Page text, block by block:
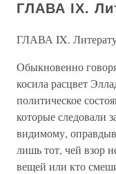
ГЛАВА IX.
ГЛАВА IX.
Обыкновенно
косила расцвет
политиче­ское
которые следова­ли
видимому,
лишь тот, чей взор
вещей или кто